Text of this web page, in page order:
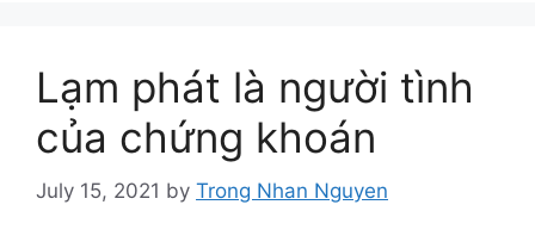
Lạm phát là người tình
của chứng khoán
July 15, 2021 by Trong Nhan Nguyen